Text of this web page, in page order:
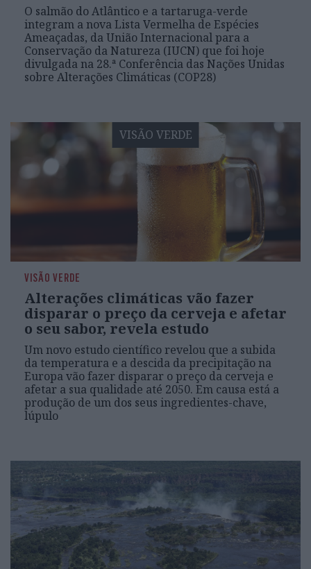
O salmão do Atlântico e a tartaruga-verde
integram a nova Lista Vermelha de Espécies
Ameaçadas, da União Internacional para a
Conservação da Natureza (IUCN) que foi hoje
divulgada na 28.ª Conferência das Nações Unidas
sobre Alterações Climáticas (COP28)
VISÃO VERDE
VISÃO VERDE
Alterações climáticas vão fazer
disparar o preço da cerveja e afetar
o seu sabor, revela estudo
Um novo estudo científico revelou que a subida
da temperatura e a descida da precipitação na
Europa vão fazer disparar o preço da cerveja e
afetar a sua qualidade até 2050. Em causa está a
produção de um dos seus ingredientes-chave,
lúpulo